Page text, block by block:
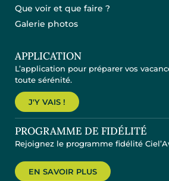
Que voir et que faire ?
Galerie photos
APPLICATION
L’application pour préparer vos
toute sérénité.
J'Y VAIS !
PROGRAMME DE FIDÉLITÉ
Rejoignez le programme fidélité
EN SAVOIR PLUS